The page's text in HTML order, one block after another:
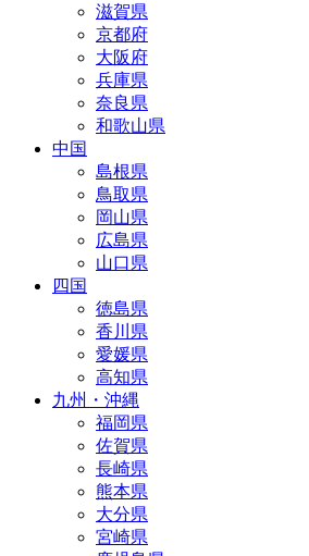
滋賀県
京都府
大阪府
兵庫県
奈良県
和歌山県
中国
島根県
鳥取県
岡山県
広島県
山口県
四国
徳島県
香川県
愛媛県
高知県
九州・沖縄
福岡県
佐賀県
長崎県
熊本県
大分県
宮崎県